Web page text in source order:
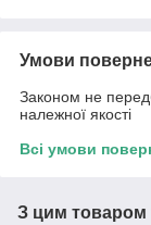
Умови
Законом не
належної якості
Всі умови
З цим товаром